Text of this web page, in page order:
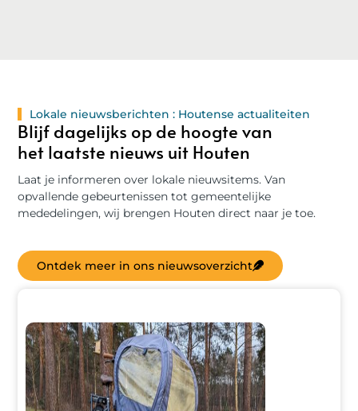
Lokale nieuwsberichten : Houtense actualiteiten
Blijf dagelijks op de hoogte van
het laatste nieuws uit Houten
Laat je informeren over lokale nieuwsitems. Van
opvallende gebeurtenissen tot gemeentelijke
mededelingen, wij brengen Houten direct naar je toe.
Ontdek meer in ons nieuwsoverzicht